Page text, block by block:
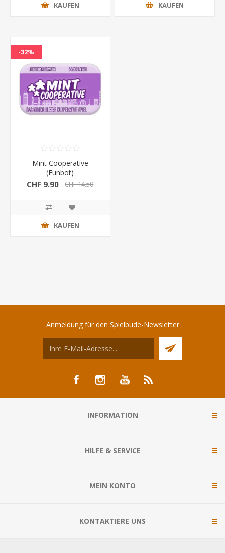
KAUFEN KAUFEN
-32%
Mint Cooperative
(Funbot)
CHF 9.90 CHF 14.50
KAUFEN
Anmeldung für den Spielbude-Newsletter
INFORMATION
HILFE & SERVICE
MEIN KONTO
KONTAKTIERE UNS